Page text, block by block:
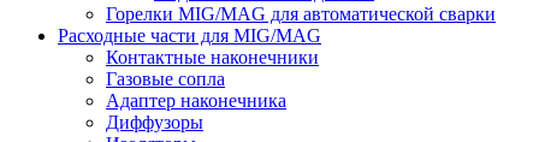
Горелки MIG/MAG для автоматической сварки
Расходные части для MIG/MAG
Контактные наконечники
Газовые сопла
Адаптер наконечника
Диффузоры